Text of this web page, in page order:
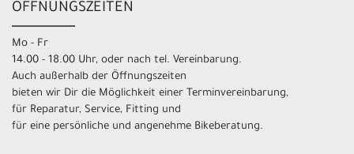
ÖFFNUNGSZEITEN
Mo - Fr
14.00 - 18.00 Uhr, oder nach tel. Vereinbarung.
Auch außerhalb der Öffnungszeiten
bieten wir Dir die Möglichkeit einer Terminvereinbarung,
für Reparatur, Service, Fitting und
für eine persönliche und angenehme Bikeberatung.